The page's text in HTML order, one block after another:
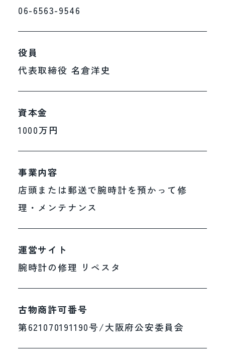
06-6563-9546
役員
代表取締役 名倉洋史
資本金
1000万円
事業内容
店頭または郵送で腕時計を預かって修
理・メンテナンス
運営サイト
腕時計の修理 リペスタ
古物商許可番号
第621070191190号/大阪府公安委員会
2026年7月14日
一般のお客様向け時計修理
平素よりリペスタをご愛顧いただき、誠にありがとう
だいております。一件一件のお時計にこれまでと変わ
お客様（エンドユーザー）からの新規時計修理のお申
し込み受付を、当面の間一時停止させていただきま
す。
長年にわたりご愛顧いただきました皆様には、心より
御礼申し上げます。
現在ご利用いただいているお客様および業者様からの
ります。
新規受付一時停止
平素よりリペスタをご愛顧いただき、
誠にありがとうございます。
一件のお時計にこれまでと変わらない
品質で対応するため、誠に勝手なが
ら、一般のお客様（エンドユーザー）
からの新規時計修理のお申し込み受付
これまで10年以上にわたり、多くのお
客様の大切なお時計の修理に携わる機
会をいただきました。
長年にわたりご愛顧いただきました皆